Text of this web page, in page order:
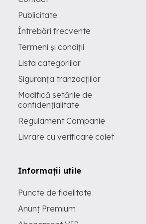
Publicitate
Întrebări frecvente
Termeni și condiții
Lista categoriilor
Siguranța tranzacțiilor
Modifică setările de
confidențialitate
Regulament Campanie
Livrare cu verificare colet
Informații utile
Puncte de fidelitate
Anunț Premium